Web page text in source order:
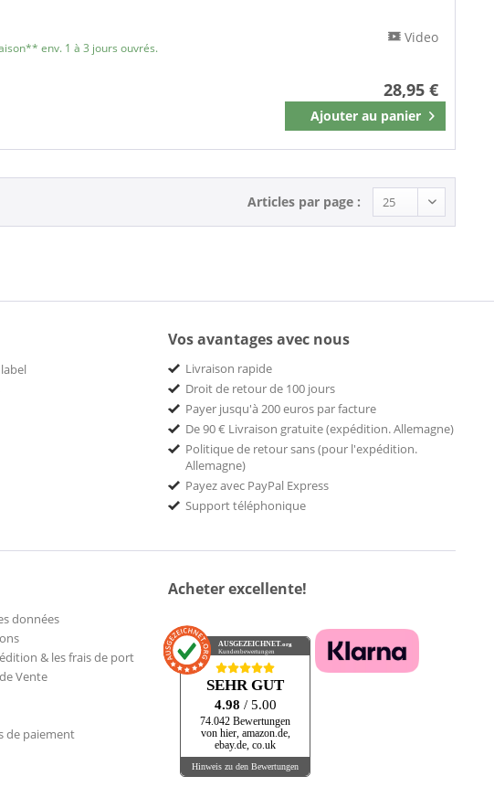
env. 1 à 3 jours ouvrés.
28,95 €
Ajouter au panier
Mémoriser
Video
Articles par page :
Vos avantages avec nous
Livraison rapide
Droit de retour de 100 jours
Payer jusqu'à 200 euros par facture
De 90 € Livraison gratuite (expédition. Allemagne)
Politique de retour sans (pour l'expédition.
Allemagne)
Payez avec PayPal Express
Support téléphonique
données
& les frais de port
Vente
de paiement
Acheter excellente!
AUSGEZEICHNET.org
Kundenbewertungen
SEHR GUT
4.98 / 5.00
74.042 Bewertungen
von hier, amazon.de,
ebay.de, co.uk
Hinweis zu den Bewertungen